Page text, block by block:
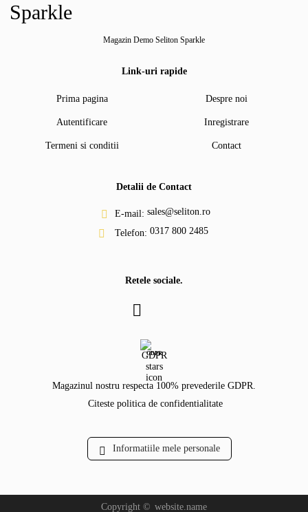
Sparkle
Magazin Demo Seliton Sparkle
Link-uri rapide
Prima pagina Despre noi
Autentificare Inregistrare
Termeni si conditii Contact
Detalii de Contact
E-mail: sales@seliton.ro
Telefon: 0317 800 2485
Retele sociale.
GDPR
Magazinul nostru respecta 100% prevederile GDPR.
Citeste politica de confidentialitate
Informatiile mele personale
Copyright © website.name